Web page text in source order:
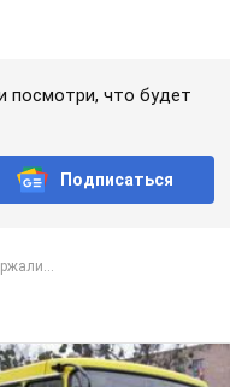
посмотри, что будет
Подписаться